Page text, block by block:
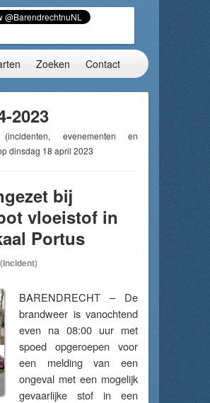
Zoeken Contact
2023
evenementen en
dinsdag 18 april 2023
bij
vloeistof in
Portus
(Incident)
BARENDRECHT – De
brandweer is vanochtend
even na 08:00 uur met
spoed opgeroepen voor
een melding van een
ongeval met een mogelijk
gevaarlijke stof in een